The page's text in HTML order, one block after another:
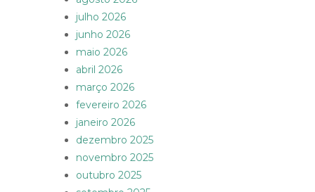
julho 2026
junho 2026
maio 2026
abril 2026
março 2026
fevereiro 2026
janeiro 2026
dezembro 2025
novembro 2025
outubro 2025